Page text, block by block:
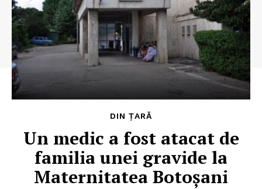
DIN ȚARĂ
Un medic a fost atacat de
familia unei gravide la
Maternitatea Botoșani